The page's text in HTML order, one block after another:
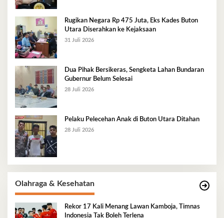
Rugikan Negara Rp 475 Juta, Eks Kades Buton
Utara Diserahkan ke Kejaksaan
31 Juli 2026
Dua Pihak Bersikeras, Sengketa Lahan Bundaran
Gubernur Belum Selesai
28 Juli 2026
Pelaku Pelecehan Anak di Buton Utara Ditahan
28 Juli 2026
Olahraga & Kesehatan
Rekor 17 Kali Menang Lawan Kamboja, Timnas
Indonesia Tak Boleh Terlena